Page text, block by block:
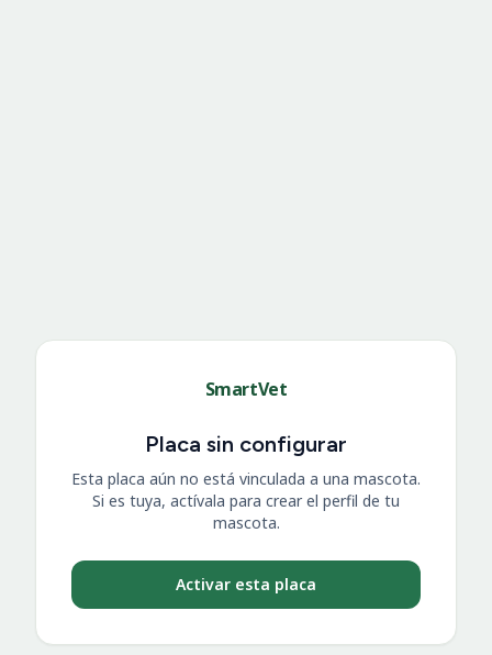
SmartVet
Placa sin configurar
Esta placa aún no está vinculada a una mascota.
Si es tuya, actívala para crear el perfil de tu
mascota.
Activar esta placa